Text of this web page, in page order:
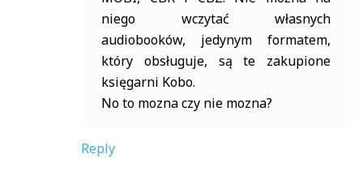
niego wczytać własnych
audiobooków, jedynym formatem,
który obsługuje, są te zakupione
księgarni Kobo.
No to mozna czy nie mozna?
Reply